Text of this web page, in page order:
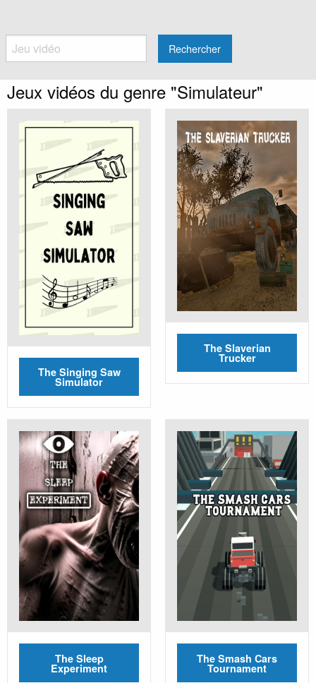
Rechercher
Jeux vidéos du genre "Simulateur"
The Singing Saw
Simulator
The Slaverian
Trucker
The Sleep
Experiment
The Smash Cars
Tournament